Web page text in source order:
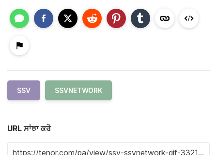
SSV SSVNETWORK
URL ਸਾਂਝਾ ਕਰੋ